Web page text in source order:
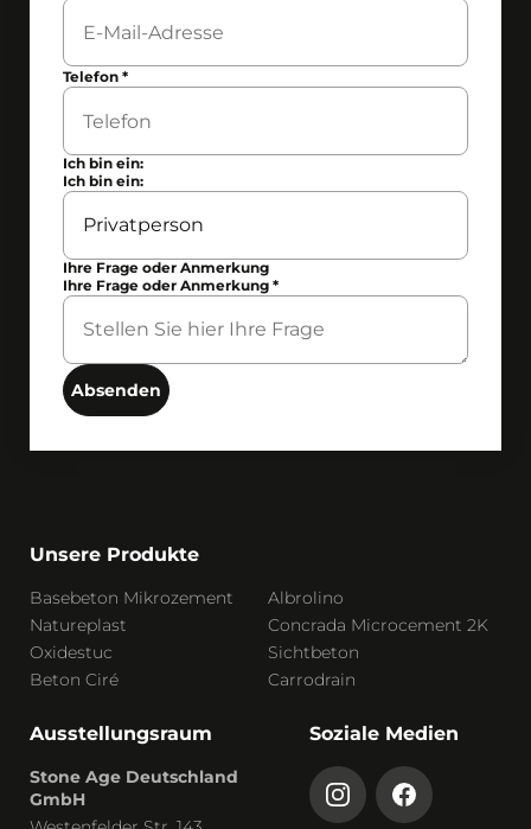
Telefon*
Ich bin ein:
Ich bin ein:
Ihre Frage oder Anmerkung
Ihre Frage oder Anmerkung*
Absenden
Unsere Produkte
Basebeton Mikrozement
Albrolino
Natureplast
Concrada Microcement 2K
Oxidestuc
Sichtbeton
Beton Ciré
Carrodrain
Ausstellungsraum
Stone Age Deutschland
GmbH
Soziale Medien